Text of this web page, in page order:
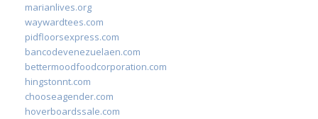
marianlives.org
waywardtees.com
pidfloorsexpress.com
bancodevenezuelaen.com
bettermoodfoodcorporation.com
hingstonnt.com
chooseagender.com
hoverboardssale.com